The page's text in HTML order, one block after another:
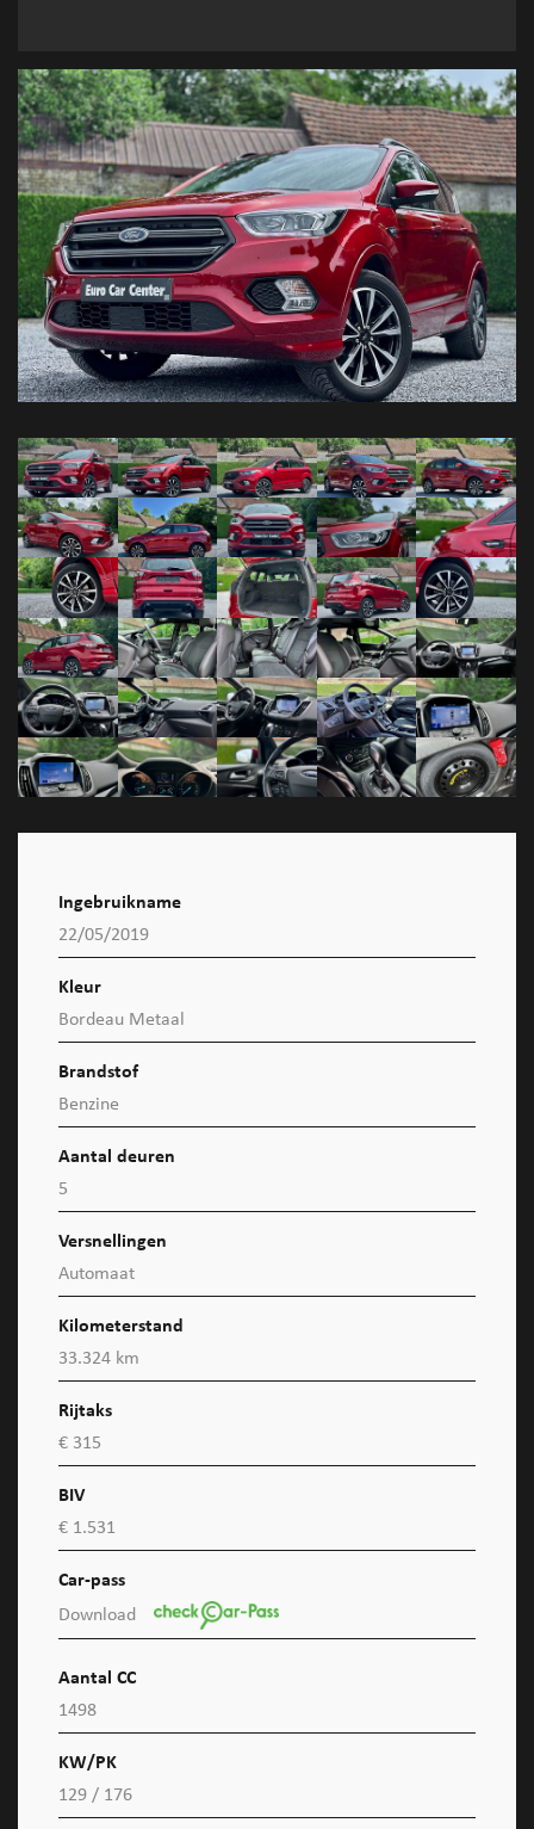
Ingebruikname
22/05/2019
Kleur
Bordeau Metaal
Brandstof
Benzine
Aantal deuren
5
Versnellingen
Automaat
Kilometerstand
33.324 km
Rijtaks
€ 315
BIV
€ 1.531
Car-pass
Download
Aantal CC
1498
KW/PK
129 / 176